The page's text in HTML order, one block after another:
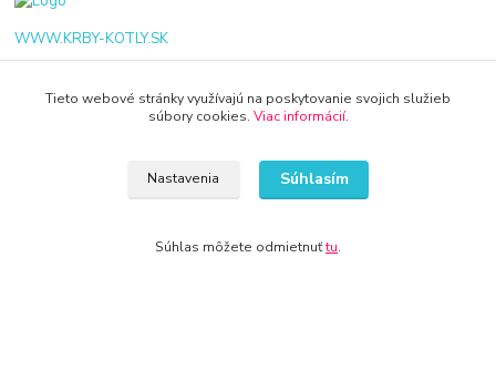
WWW.KRBY-KOTLY.SK
Tieto webové stránky využívajú na poskytovanie svojich služieb
súbory cookies. Viac informácií.
Nastavenia Súhlasím
Súhlas môžete odmietnuťtu.